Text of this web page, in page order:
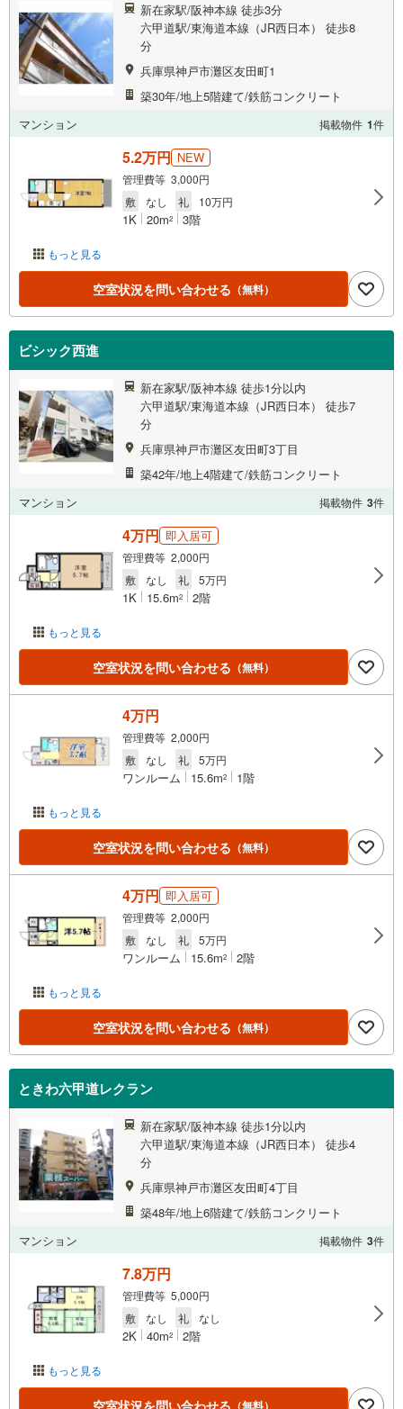
新在家駅/阪神本線 徒歩3分
六甲道駅/東海道本線（JR西日本） 徒歩8
分
兵庫県神戸市灘区友田町1
築30年/地上5階建て/鉄筋コンクリート
マンション
掲載物件 1件
もっと見る
5.2万円 NEW
管理費等 3,000円
敷
なし 礼 10万円
1K 20m2 3階
空室状況を問い合わせる （無料）
ビシック西進
新在家駅/阪神本線 徒歩1分以内
六甲道駅/東海道本線（JR西日本） 徒歩7
分
兵庫県神戸市灘区友田町3丁目
築42年/地上4階建て/鉄筋コンクリート
マンション
掲載物件 3件
もっと見る
4万円 即入居可
管理費等 2,000円
敷
なし 礼 5万円
1K 15.6m2 2階
空室状況を問い合わせる （無料）
もっと見る
4万円
管理費等 2,000円
敷
なし 礼 5万円
ワンルーム 15.6m2 1階
空室状況を問い合わせる （無料）
もっと見る
4万円 即入居可
管理費等 2,000円
敷
なし 礼 5万円
ワンルーム 15.6m2 2階
空室状況を問い合わせる （無料）
ときわ六甲道レクラン
新在家駅/阪神本線 徒歩1分以内
六甲道駅/東海道本線（JR西日本） 徒歩4
分
兵庫県神戸市灘区友田町4丁目
築48年/地上6階建て/鉄筋コンクリート
マンション
掲載物件 3件
もっと見る
7.8万円
管理費等 5,000円
敷
なし 礼 なし
2K 40m2 2階
空室状況を問い合わせる （無料）